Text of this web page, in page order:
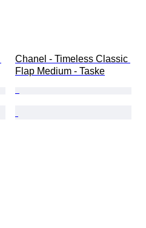
Chanel - Timeless Classic
Flap Medium - Taske